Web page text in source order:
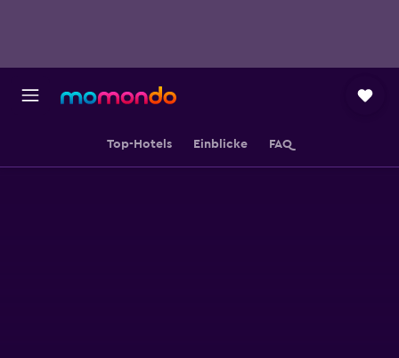
Top-Hotels Einblicke FAQ